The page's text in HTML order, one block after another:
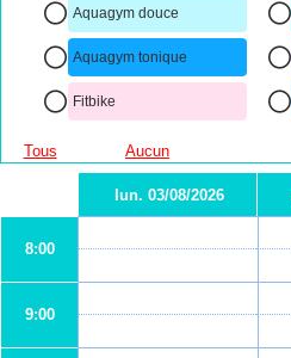
Aquagym douce
Aquagym tonique
Fitbike
Tous Aucun
lun. 03/08/2026
8:00
9:00